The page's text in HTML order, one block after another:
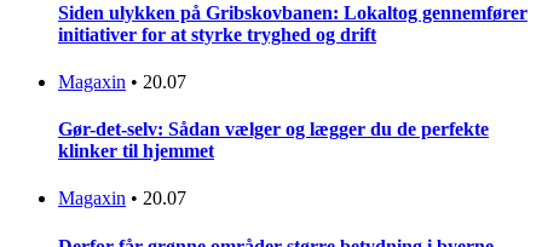
Siden ulykken på Gribskovbanen: Lokaltog gennemfører
initiativer for at styrke tryghed og drift
Magaxin • 20.07
Gør-det-selv: Sådan vælger og lægger du de perfekte
klinker til hjemmet
Magaxin • 20.07